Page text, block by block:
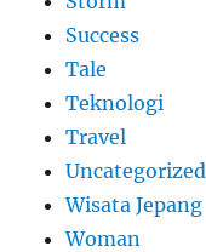
Success
Tale
Teknologi
Travel
Uncategorized
Wisata Jepang
Woman